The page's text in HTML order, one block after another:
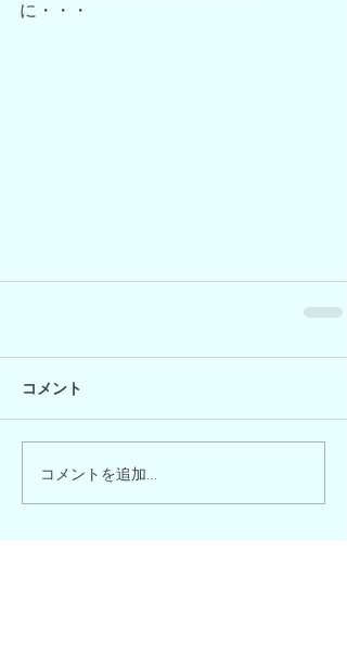
に・・・
コメント
コメントを追加…